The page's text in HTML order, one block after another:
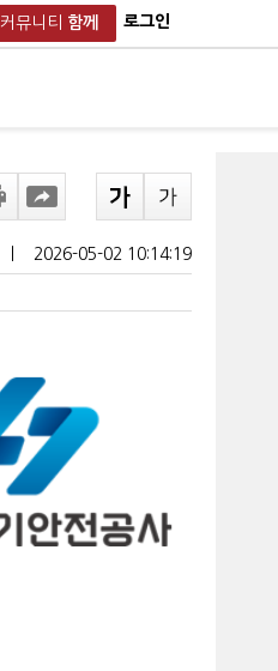
커뮤니티 함께 로그인
2026-05-02 10:14:19